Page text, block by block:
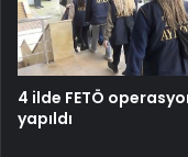
4 ilde FETÖ
yapıldı